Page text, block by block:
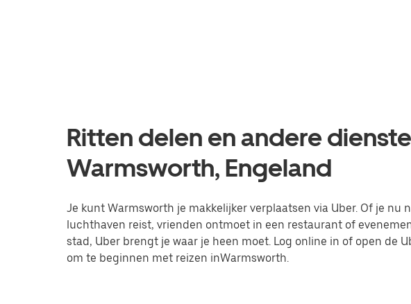
Ritten delen en andere
Warmsworth, Engeland
Je kunt Warmsworth je makkelijker verplaatsen via Uber. Of je nu
luchthaven reist, vrienden ontmoet in een restaurant of
stad, Uber brengt je waar je heen moet. Log online in of open de
om te beginnen met reizen inWarmsworth.